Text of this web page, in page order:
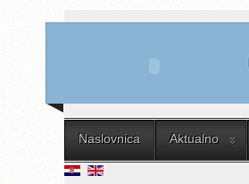
Naslovnica Aktualno